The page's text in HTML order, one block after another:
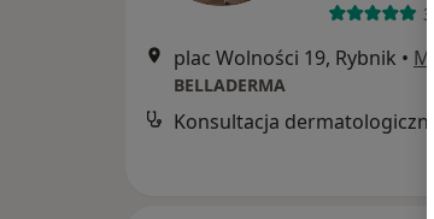
plac Wolności 19, Rybnik •
BELLADERMA
Konsultacja dermatologiczna